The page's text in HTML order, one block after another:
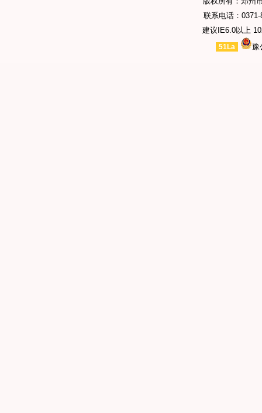
联系电话：
建议IE6.0以上
51La 豫